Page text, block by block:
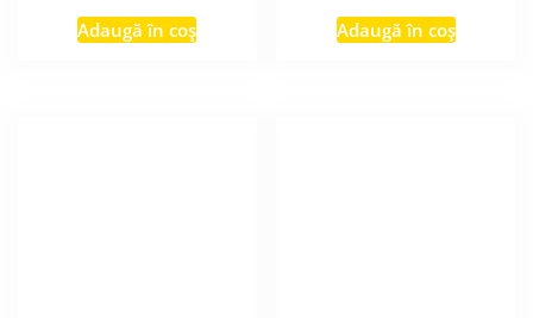
Adaugă în coș
Adaugă în coș